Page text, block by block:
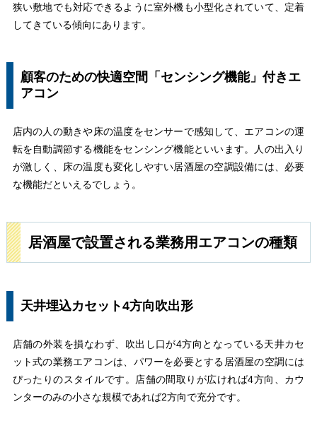
狭い敷地でも対応できるように室外機も小型化されていて、定着
してきている傾向にあります。
顧客のための快適空間「センシング機能」付きエ
アコン
店内の人の動きや床の温度をセンサーで感知して、エアコンの運
転を自動調節する機能をセンシング機能といいます。人の出入り
が激しく、床の温度も変化しやすい居酒屋の空調設備には、必要
な機能だといえるでしょう。
居酒屋で設置される業務用エアコンの種類
天井埋込カセット4方向吹出形
店舗の外装を損なわず、吹出し口が4方向となっている天井カセ
ット式の業務エアコンは、パワーを必要とする居酒屋の空調には
ぴったりのスタイルです。店舗の間取りが広ければ4方向、カウ
ンターのみの小さな規模であれば2方向で充分です。